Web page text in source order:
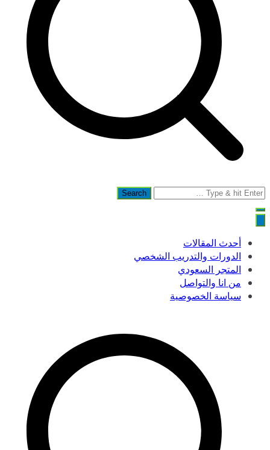
Search
for:
أحدث المقالات
الدورات والتدريب الشخصي
المتجر السعودي
من انا والتواصل
سياسة الخصوصية